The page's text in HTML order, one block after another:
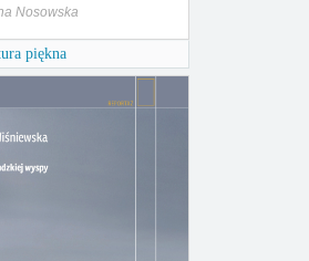
Nosowska
piękna